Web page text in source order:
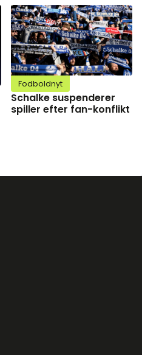
Fodboldnyt
Schalke suspenderer
spiller efter fan-konflikt